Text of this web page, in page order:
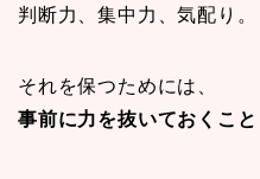
判断力、集中力、気配り。
それを保つためには、
事前に力を抜いておくこと